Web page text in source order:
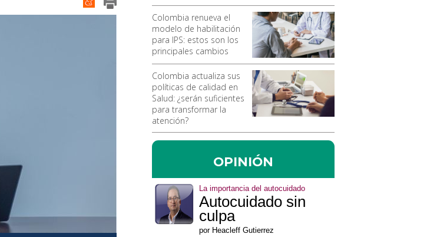
Colombia renueva el
modelo de habilitación
para IPS: estos son los
principales cambios
Colombia actualiza sus
políticas de calidad en
Salud: ¿serán suficientes
para transformar la
atención?
OPINIÓN
La importancia del autocuidado
Autocuidado sin
culpa
por Heacleff Gutierrez